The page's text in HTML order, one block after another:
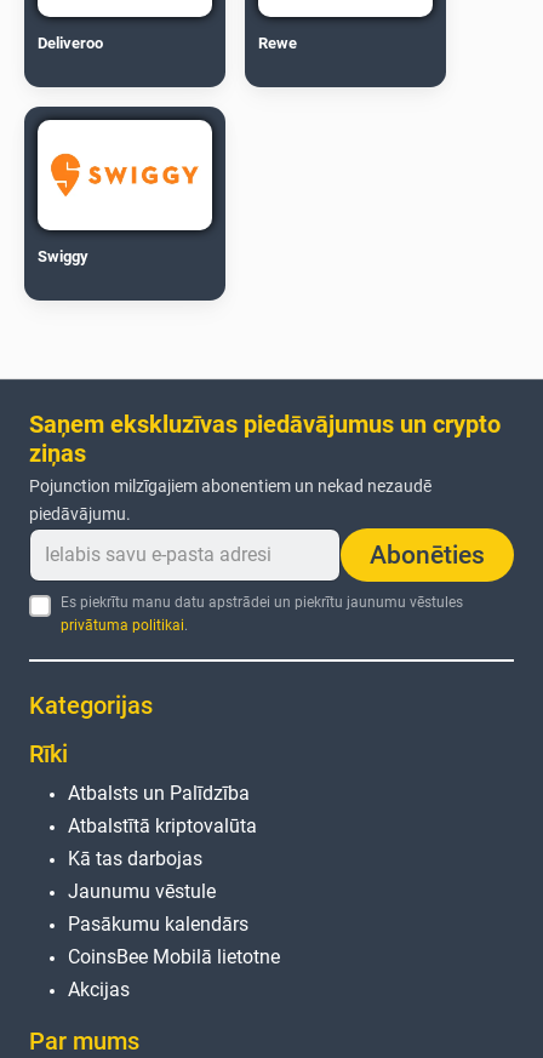
Deliveroo Rewe
Swiggy
Saņem ekskluzīvas piedāvājumus un crypto
ziņas
Pojunction milzīgajiem abonentiem un nekad nezaudē
piedāvājumu.
Abonēties
Es piekrītu manu datu apstrādei un piekrītu jaunumu vēstules
privātuma politikai.
Kategorijas
Rīki
Atbalsts un Palīdzība
Atbalstītā kriptovalūta
Kā tas darbojas
Jaunumu vēstule
Pasākumu kalendārs
CoinsBee Mobilā lietotne
Akcijas
Par mums